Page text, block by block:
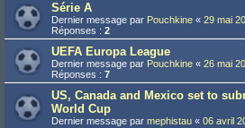
Série A
Dernier message par Pouchkine « 29 mai
Réponses : 2
UEFA Europa League
Dernier message par Pouchkine « 26 mai
Réponses : 7
US, Canada and Mexico set to
World Cup
Dernier message par mephistau « 06 avril